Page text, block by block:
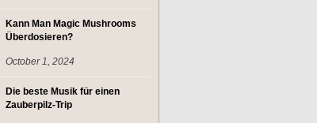
Kann Man Magic Mushrooms
Überdosieren?
October 1, 2024
Die beste Musik für einen
Zauberpilz-Trip